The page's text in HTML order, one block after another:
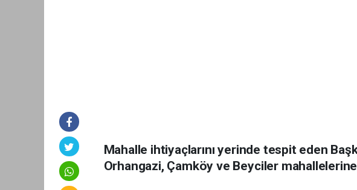
Mahalle ihtiyaçlarını yerinde tespit eden
Orhangazi, Çamköy ve Beyciler